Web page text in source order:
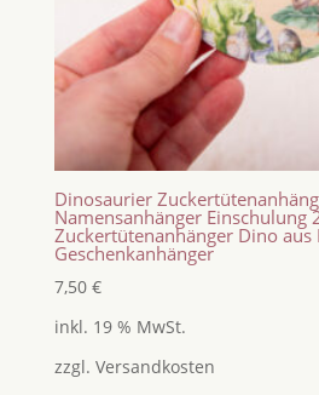
Dinosaurier
Namensanhänger Einschulung
Zuckertütenanhänger Dino aus
Geschenkanhänger
7,50 €
inkl. 19 % MwSt.
zzgl. Versandkosten